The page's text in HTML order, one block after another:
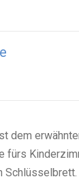
fürs